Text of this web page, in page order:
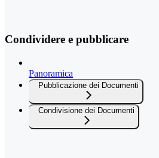
Condividere e pubblicare
Panoramica
Pubblicazione dei Documenti
Condivisione dei Documenti